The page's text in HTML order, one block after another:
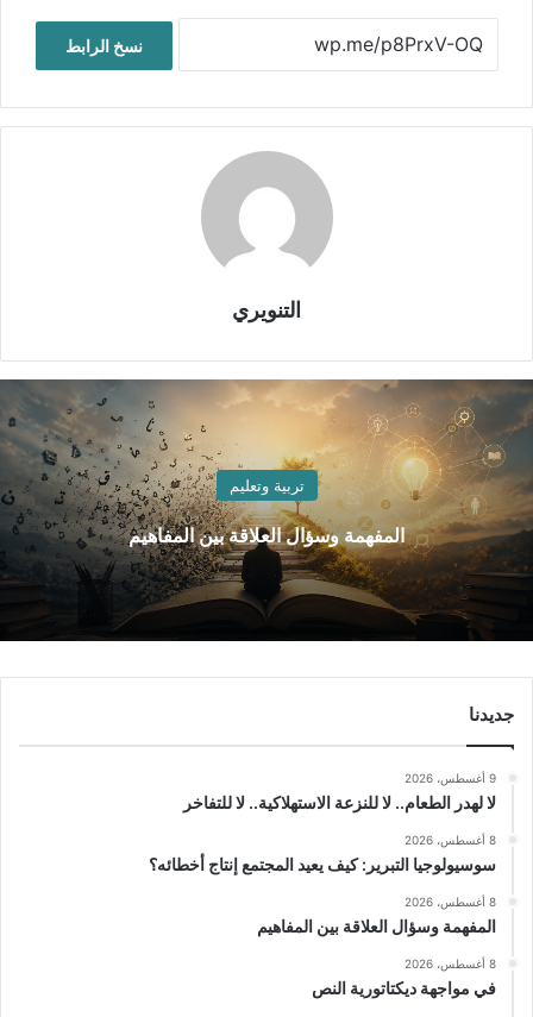
نسخ الرابط
التنويري
تربية وتعليم
المفهمة وسؤال العلاقة بين المفاهيم
جديدنا
9 أغسطس، 2026
لا لهدر الطعام.. لا للنزعة الاستهلاكية.. لا للتفاخر
8 أغسطس، 2026
سوسيولوجيا التبرير: كيف يعيد المجتمع إنتاج أخطائه؟
8 أغسطس، 2026
المفهمة وسؤال العلاقة بين المفاهيم
8 أغسطس، 2026
في مواجهة ديكتاتورية النص